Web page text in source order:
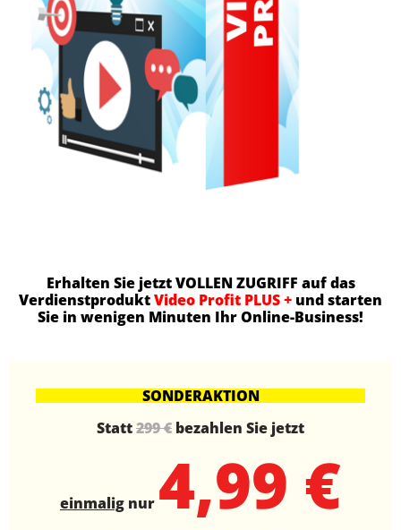
Erhalten Sie jetzt VOLLEN ZUGRIFF auf das
VerdienstproduktVideo Profit PLUS + und starten
Sie in wenigen Minuten Ihr Online-Business!
SONDERAKTION
Statt299 € bezahlen Sie jetzt
einmalig nur 4,99 €